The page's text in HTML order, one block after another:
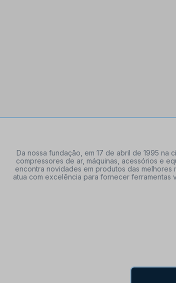
Da nossa fundação, em 17 de abril de 1995 na
compressores de ar, máquinas, acessórios e
encontra novidades em produtos das melhores
atua com excelência para fornecer ferramentas